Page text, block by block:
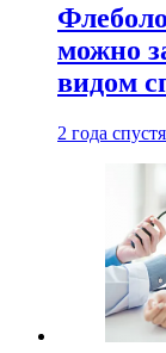
можно
видом
2 года спустя